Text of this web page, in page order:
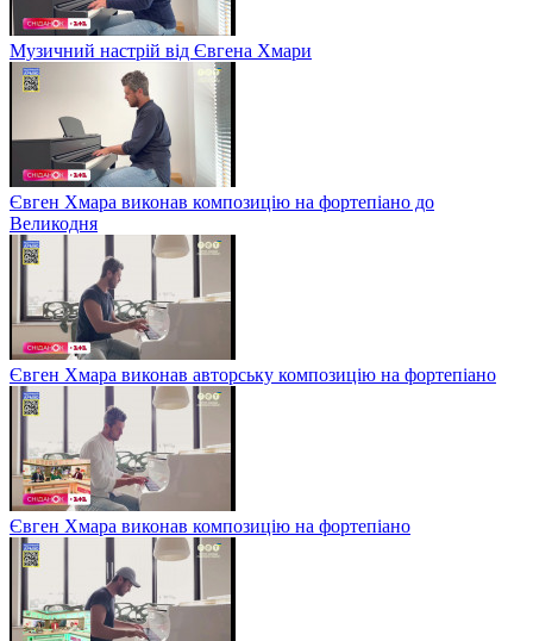
Музичний настрій від Євгена Хмари
Євген Хмара виконав композицію на фортепіано до
Великодня
Євген Хмара виконав авторську композицію на фортепіано
Євген Хмара виконав композицію на фортепіано